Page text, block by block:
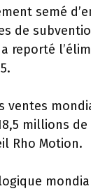
semé
de
reporté
ventes
millions de
Rho Motion.